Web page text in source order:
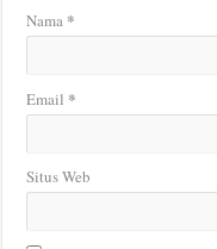
Nama *
Email *
Situs Web